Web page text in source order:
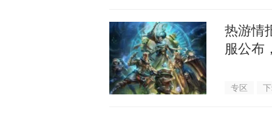
热游情
服公布
专区